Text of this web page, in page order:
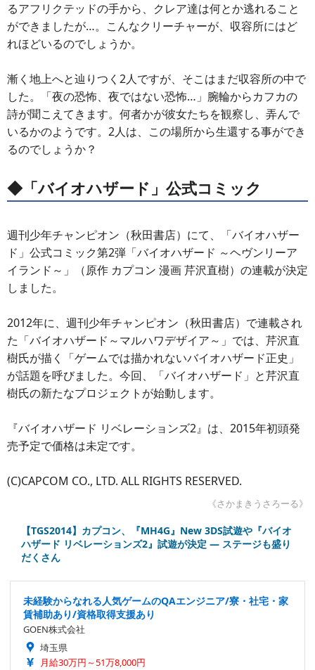
るアフリクテッドの手から、クレア達は何とか逃れること
ができましたが…。こんなクリーチャーが、収容所にはど
れほどいるのでしょうか。
漸く地上へと辿りつく2人ですが、そこはまだ収容所の中で
した。「夜の恐怖、夜ではない恐怖…」腕輪からカフカの
詩が聞こえてきます。何者かが彼女たちを観察し、弄んで
いるかのようです。2人は、この場所から生還する事ができ
るのでしょうか？
◆「バイオハザード」公式コミック
週刊少年チャンピオン（秋田書店）にて、「バイオハザー
ド」公式コミック第2弾「バイオハザード ～ヘヴンリーア
イランド～」（原作 カプコン 漫画 芹沢直樹）の連載が決定
しました。
2012年に、週刊少年チャンピオン（秋田書店）で連載され
た「バイオハザード～マルハワデザイア～」では、芹沢直
樹氏が描く「ゲームでは描かれないバイオハザード正史」
が話題を呼びました。今回、「バイオハザード」と芹沢直
樹氏の新たなプロジェクトが始動します。
『バイオハザード リベレーションズ2』は、2015年初頭発
売予定で価格は未定です。
(C)CAPCOM CO., LTD. ALL RIGHTS RESERVED.
《さかまきうさろーる》
【TGS2014】カプコン、『MH4G』New 3DS試遊や『バイオ
ハザード リベレーションズ2』試遊が決定 ― ステージも盛り
だくさん
未経験からなれる人気ゲームのQAエンジニア/寮・社宅・家
賃補助あり/資格取得支援あり
GOEN株式会社
埼玉県
月給30万円～51万8,000円